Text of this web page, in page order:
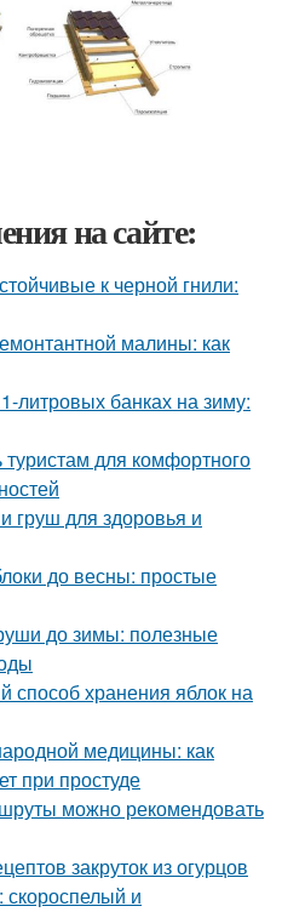
на сайте:
к черной гнили:
малины: как
литровых банках на зиму:
для комфортного
груш для здоровья и
до весны: простые
до зимы: полезные
способ хранения яблок на
медицины: как
при простуде
можно рекомендовать
закруток из огурцов
и